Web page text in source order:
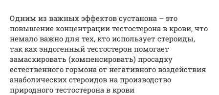
Одним из важных эффектов сустанона – это
повышение концентрации тестостерона в крови, что
немало важно для тех, кто использует стероиды,
так как эндогенный тестостерон помогает
замаскировать (компенсировать) просадку
естественного гормона от негативного воздействия
анаболических стероидов на производство
природного тестостерона в крови